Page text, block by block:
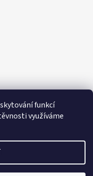
funkcí
využíváme